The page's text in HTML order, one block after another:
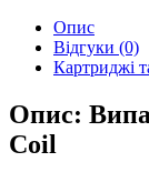
Опис
Відгуки (0)
Картриджі
Опис:
Coil